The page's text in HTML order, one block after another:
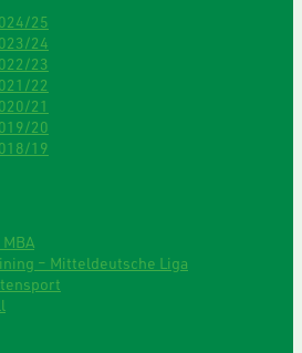
25
24
23
22
21
20
19
– Mitteldeutsche Liga